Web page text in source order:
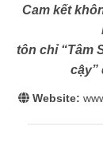
Cam kết
tôn chỉ “Tâm
cậy”
Website: